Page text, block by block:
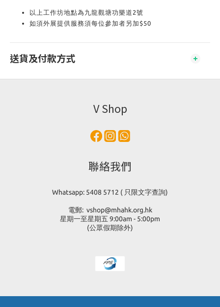
以上工作坊地點為九龍觀塘功樂道2號
如須外展提供服務須每位參加者另加$50
送貨及付款方式
V Shop
聯絡我們
Whatsapp: 5408 5712 ( 只限文字查詢)
電郵: vshop@mhahk.org.hk
星期一至星期五 9:00am - 5:00pm
(公眾假期除外)